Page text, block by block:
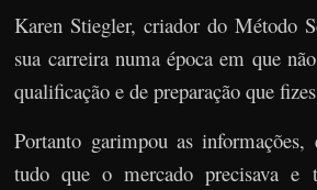
Karen Stiegler, criador do Método
sua carreira numa época em que
qualificação e de preparação que
Portanto garimpou as informações,
tudo que o mercado precisava e